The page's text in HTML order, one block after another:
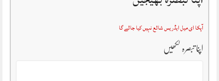
آپکا ای میل ایڈریس شائع نہیں کیا جائے گا
اپنا تبصرہ لکھیں